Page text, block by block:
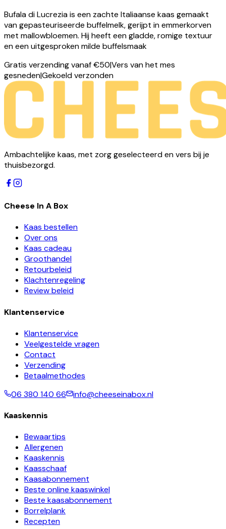
Bufala di Lucrezia is een zachte Italiaanse kaas gemaakt
van gepasteuriseerde buffelmelk, gerijpt in emmerkorven
met mallowbloemen. Hij heeft een gladde, romige textuur
en een uitgesproken milde buffelsmaak
Gratis verzending vanaf €50|Vers van het mes
gesneden|Gekoeld verzonden
Ambachtelijke kaas, met zorg geselecteerd en vers bij je
thuisbezorgd.
Cheese In A Box
Kaas bestellen
Over ons
Kaas cadeau
Groothandel
Retourbeleid
Klachtenregeling
Review beleid
Klantenservice
Klantenservice
Veelgestelde vragen
Contact
Verzending
Betaalmethodes
06 380 140 66
info@cheeseinabox.nl
Kaaskennis
Bewaartips
Allergenen
Kaaskennis
Kaasschaaf
Kaasabonnement
Beste online kaaswinkel
Beste kaasabonnement
Borrelplank
Recepten